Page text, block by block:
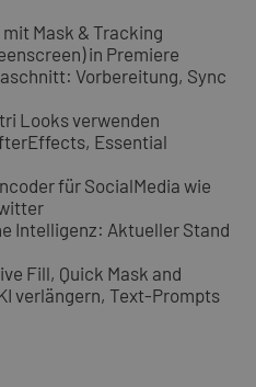
Mask & Tracking
in Premiere
Vorbereitung, Sync
Looks verwenden
Essential
für SocialMedia wie
Intelligenz: Aktueller Stand
Fill, Quick Mask and
verlängern, Text-Prompts